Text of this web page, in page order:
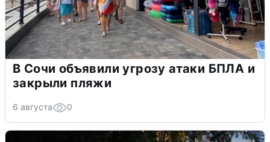
В Сочи объявили угрозу атаки БПЛА и
закрыли пляжи
6 августа 0